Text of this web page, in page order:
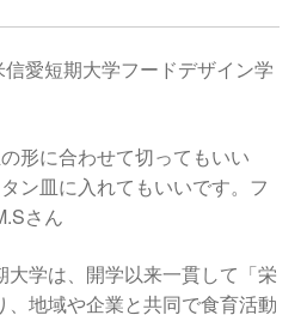
愛短期大学フードデザイン学
形に合わせて切ってもいい
ン皿に入れてもいいです。フ
さん
学は、開学以来一貫して「栄
地域や企業と共同で食育活動